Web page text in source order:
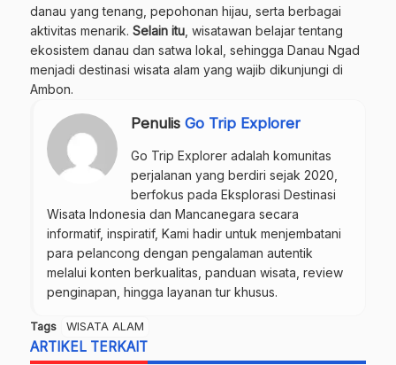
danau yang tenang, pepohonan hijau, serta berbagai
aktivitas menarik. Selain itu , wisatawan belajar tentang
ekosistem danau dan satwa lokal, sehingga Danau Ngad
menjadi destinasi wisata alam yang wajib dikunjungi di
Ambon.
Penulis Go Trip Explorer
Go Trip Explorer adalah komunitas
perjalanan yang berdiri sejak 2020,
berfokus pada Eksplorasi Destinasi
Wisata Indonesia dan Mancanegara secara
informatif, inspiratif, Kami hadir untuk menjembatani
para pelancong dengan pengalaman autentik
melalui konten berkualitas, panduan wisata, review
penginapan, hingga layanan tur khusus.
Tags WISATA ALAM
ARTIKEL TERKAIT